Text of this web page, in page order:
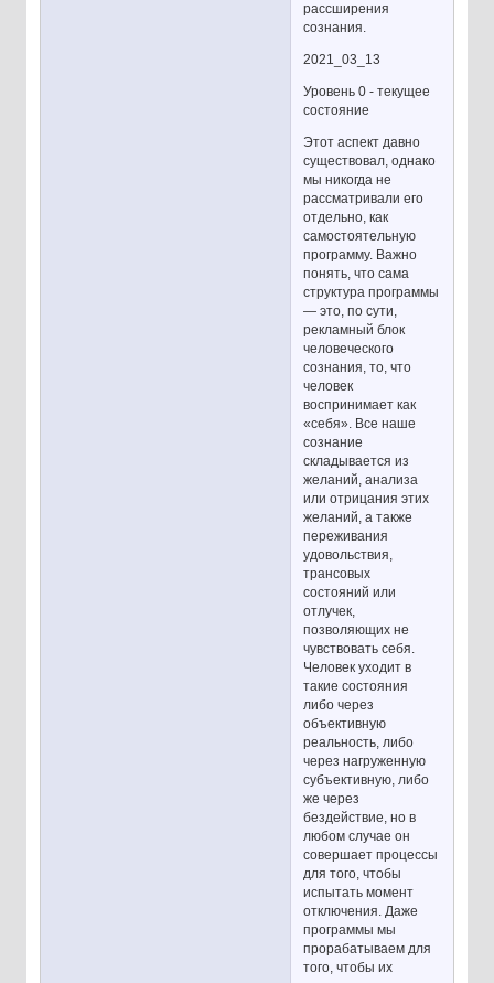
рассширения
сознания.
2021_03_13
Уровень 0 - текущее
состояние
Этот аспект давно
существовал, однако
мы никогда не
рассматривали его
отдельно, как
самостоятельную
программу. Важно
понять, что сама
структура программы
— это, по сути,
рекламный блок
человеческого
сознания, то, что
человек
воспринимает как
«себя». Все наше
сознание
складывается из
желаний, анализа
или отрицания этих
желаний, а также
переживания
удовольствия,
трансовых
состояний или
отлучек,
позволяющих не
чувствовать себя.
Человек уходит в
такие состояния
либо через
объективную
реальность, либо
через нагруженную
субъективную, либо
же через
бездействие, но в
любом случае он
совершает процессы
для того, чтобы
испытать момент
отключения. Даже
программы мы
прорабатываем для
того, чтобы их